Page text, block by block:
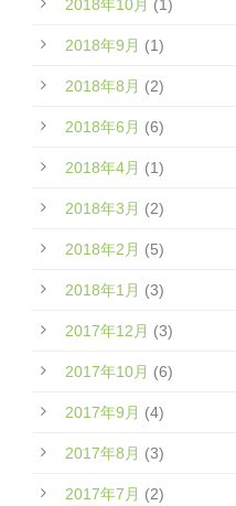
2018年10月 (1)
2018年9月 (1)
2018年8月 (2)
2018年6月 (6)
2018年4月 (1)
2018年3月 (2)
2018年2月 (5)
2018年1月 (3)
2017年12月 (3)
2017年10月 (6)
2017年9月 (4)
2017年8月 (3)
2017年7月 (2)